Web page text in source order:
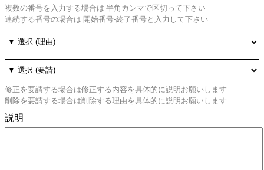
複数の番号を入力する場合は 半角カンマで区切って下さい
連続する番号の場合は 開始番号-終了番号と入力して下さい
修正を要請する場合は修正する内容を具体的に説明お願いします
削除を要請する場合は削除する理由を具体的に説明お願いします
説明